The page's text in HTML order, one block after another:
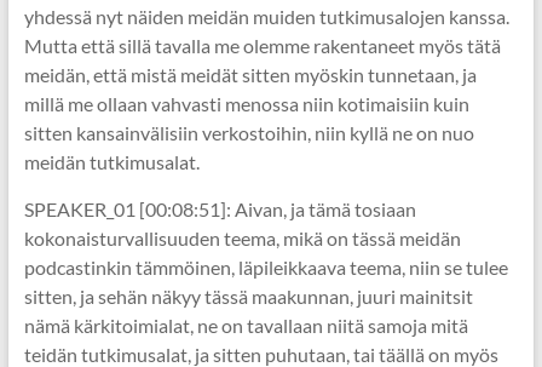
yhdessä nyt näiden meidän muiden tutkimusalojen kanssa.
Mutta että sillä tavalla me olemme rakentaneet myös tätä
meidän, että mistä meidät sitten myöskin tunnetaan, ja
millä me ollaan vahvasti menossa niin kotimaisiin kuin
sitten kansainvälisiin verkostoihin, niin kyllä ne on nuo
meidän tutkimusalat.
SPEAKER_01 [00:08:51]: Aivan, ja tämä tosiaan
kokonaisturvallisuuden teema, mikä on tässä meidän
podcastinkin tämmöinen, läpileikkaava teema, niin se tulee
sitten, ja sehän näkyy tässä maakunnan, juuri mainitsit
nämä kärkitoimialat, ne on tavallaan niitä samoja mitä
teidän tutkimusalat, ja sitten puhutaan, tai täällä on myös